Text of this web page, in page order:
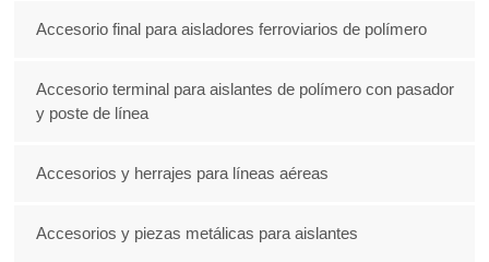
Accesorio final para aisladores ferroviarios de polímero
Accesorio terminal para aislantes de polímero con pasador
y poste de línea
Accesorios y herrajes para líneas aéreas
Accesorios y piezas metálicas para aislantes